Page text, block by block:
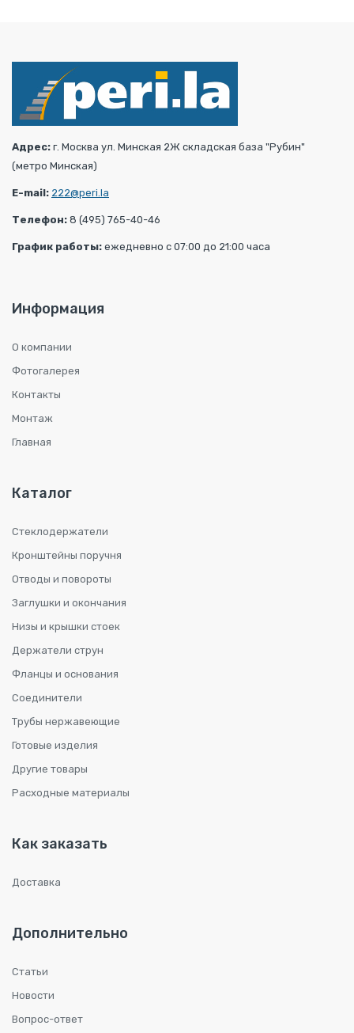
Адрес: г. Москва ул. Минская 2Ж складская база "Рубин"
(метро Минская)
E-mail: 222@peri.la
Телефон: 8 (495) 765-40-46
График работы: ежедневно с 07:00 до 21:00 часа
Информация
О компании
Фотогалерея
Контакты
Монтаж
Главная
Каталог
Стеклодержатели
Кронштейны поручня
Отводы и повороты
Заглушки и окончания
Низы и крышки стоек
Держатели струн
Фланцы и основания
Соединители
Трубы нержавеющие
Готовые изделия
Другие товары
Расходные материалы
Как заказать
Доставка
Дополнительно
Статьи
Новости
Вопрос-ответ